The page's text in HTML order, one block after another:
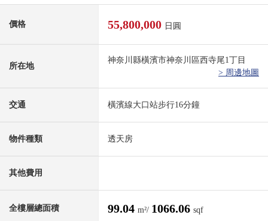
價格 55,800,000 日圓
所在地
神奈川縣橫濱市神奈川區西寺尾1丁目
> 周邊地圖
交通 橫濱線大口站步行16分鐘
物件種類 透天房
其他費用
全樓層總面積 99.04 m²/ 1066.06 sqf